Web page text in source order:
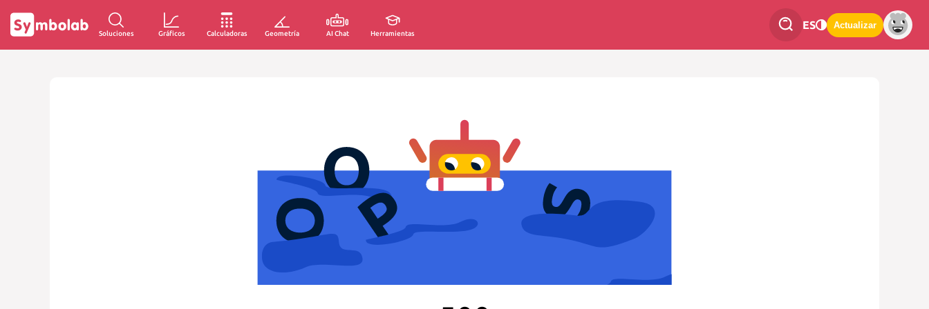
Soluciones Gráficos Calculadoras Geometría AI Chat Herramientas
ES Actualizar